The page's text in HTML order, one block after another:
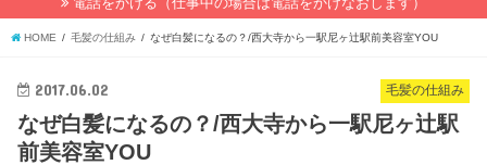
HOME 毛髪の仕組み なぜ白髪になるの？/西大寺から一駅尼ヶ辻駅前美容室YOU
毛髪の仕組み
2017.06.02
なぜ白髪になるの？/西大寺から一駅尼ヶ辻駅
前美容室YOU